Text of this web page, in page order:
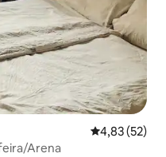
4,83 de uma
4,83 (52)
Arena